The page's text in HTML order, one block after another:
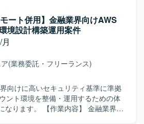
立案および実行を担当していただき
伴う現在の運用フローと新規運用フ
整を行い、運用しやすい環境へ整備
社内エンジ
コミュニケーションを取りながら、
めていただける方を求めておりま
テナ技術の動向に関心を持ち、自ら
方を歓迎いたします。 【ポジシ
ECシステムのクラウド・コンテナ基
上流から関わることができ、インフ
や運用設計のスキルを高めていただ
ート併用】金融業界向けAWS
境設計構築運用案件
(業務委託・フリーランス)
向けに高いセキュリティ基準に準拠
ント環境を整備・運用するための体
内容】 金融業界の